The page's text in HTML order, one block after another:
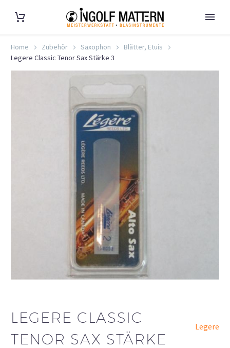
Home Zubehör Saxophon
Blätter, Etuis
Legere Classic Tenor Sax Stärke 3
LEGERE CLASSIC
TENOR SAX STÄRKE
Legere